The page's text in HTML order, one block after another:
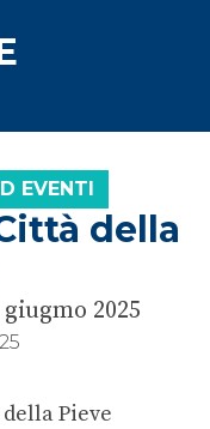
EVENTI
della
2025
Pieve